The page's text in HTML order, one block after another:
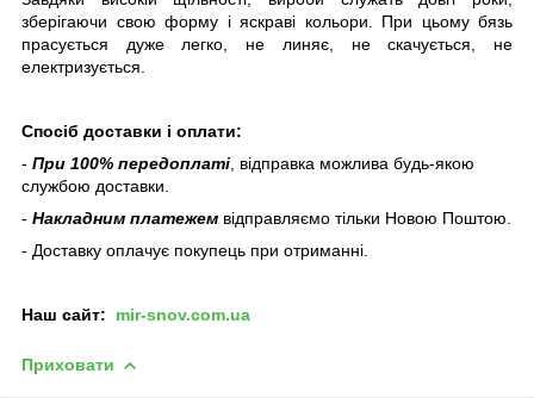
зберігаючи свою форму і яскраві кольори. При цьому бязь
прасується дуже легко, не линяє, не скачується, не
електризується.
Спосіб доставки і оплати:
- При 100% передоплаті , відправка можлива будь-якою
службою доставки.
- Накладним платежем відправляємо тільки Новою Поштою.
- Доставку оплачує покупець при отриманні.
Наш сайт: mir-snov.com.ua
Приховати